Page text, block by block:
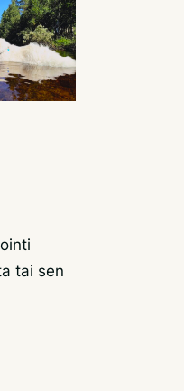
tai sen